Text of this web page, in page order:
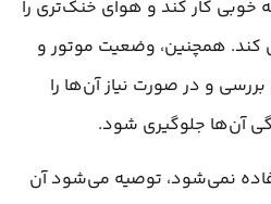
خوبی کار کند و هوای خنک‌تری را
کند. همچنین، وضعیت موتور و
و در صورت نیاز آن‌ها را
آن‌ها جلوگیری شود.
نمی‌شود، توصیه می‌شود آن